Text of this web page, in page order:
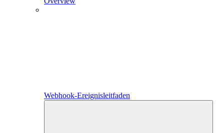
Webhook-Ereignisleitfaden